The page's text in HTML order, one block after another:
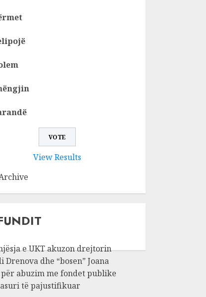
View Results
e UKT akuzon drejtorin
Drenova dhe “bosen” Joana
abuzim me fondet publike
të pajustifikuar